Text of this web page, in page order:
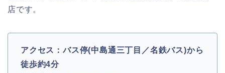
店です。
アクセス：バス停(中島通三丁目／名鉄バス)から
徒歩約4分